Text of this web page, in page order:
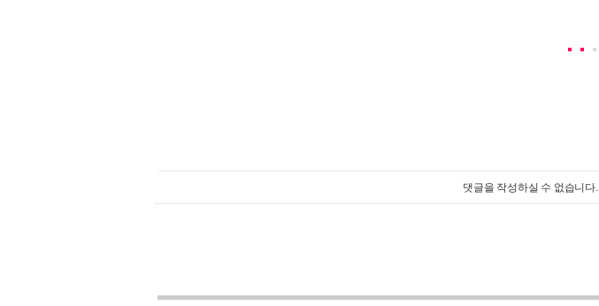
댓글을 작성하실 수 없습니다.